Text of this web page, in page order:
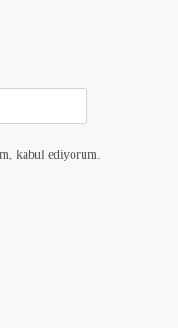
kabul ediyorum.